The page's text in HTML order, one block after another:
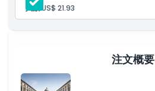
人数: US$ 21.93
注文概要